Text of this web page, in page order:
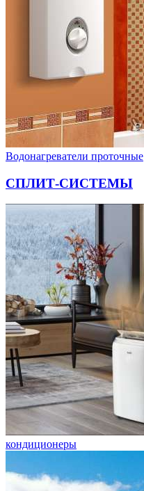
Водонагреватели проточные
СПЛИТ-СИСТЕМЫ
кондиционеры